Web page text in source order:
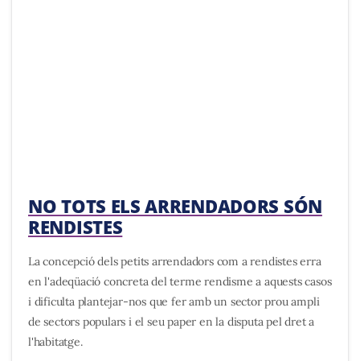
NO TOTS ELS ARRENDADORS SÓN
RENDISTES
La concepció dels petits arrendadors com a rendistes erra
en l'adeqüació concreta del terme rendisme a aquests casos
i dificulta plantejar-nos que fer amb un sector prou ampli
de sectors populars i el seu paper en la disputa pel dret a
l'habitatge.